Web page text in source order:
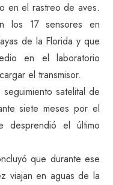
en el rastreo de aves.
los 17 sensores en
de la Florida y que
en el laboratorio
el transmisor.
satelital de
siete meses por el
desprendió el último
que durante ese
viajan en aguas de la